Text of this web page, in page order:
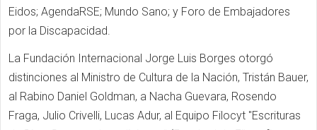
Eidos; AgendaRSE; Mundo Sano; y Foro de Embajadores
por la Discapacidad.
La Fundación Internacional Jorge Luis Borges otorgó
distinciones al Ministro de Cultura de la Nación, Tristán Bauer,
al Rabino Daniel Goldman, a Nacha Guevara, Rosendo
Fraga, Julio Crivelli, Lucas Adur, al Equipo Filocyt "Escrituras